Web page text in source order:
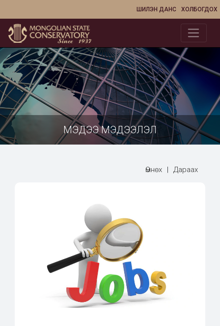
ХОЛБОГДОХ
ШИЛЭН ДАНС
МЭДЭЭ МЭДЭЭЛЭЛ
Өмнөх | Дараах